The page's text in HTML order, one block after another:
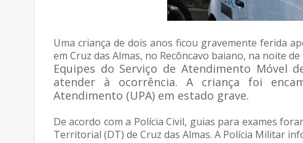
Uma criança de dois anos ficou gravemente ferida
em Cruz das Almas, no Recôncavo baiano, na noite
Equipes do Serviço de Atendimento Móvel
atender à ocorrência. A criança foi
Atendimento (UPA) em estado grave.
De acordo com a Polícia Civil, guias para exames
Territorial (DT) de Cruz das Almas. A Polícia Militar